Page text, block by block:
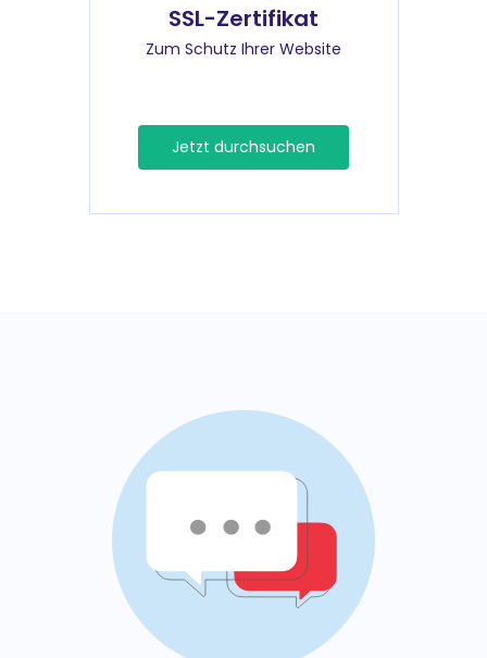
SSL-Zertifikat
Zum Schutz Ihrer Website
Jetzt durchsuchen